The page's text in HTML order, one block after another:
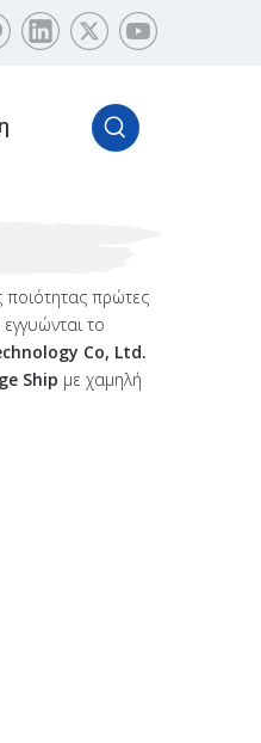
ποιότητας πρώτες
εγγυώνται το
Co, Ltd.
Ship με χαμηλή